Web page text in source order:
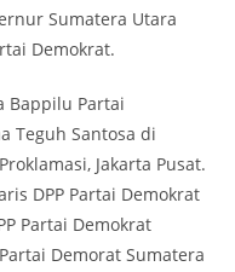
Sumatera Utara
Demokrat.
Bappilu Partai
Teguh Santosa di
Jakarta Pusat.
DPP Partai Demokrat
Partai Demokrat
Demorat Sumatera